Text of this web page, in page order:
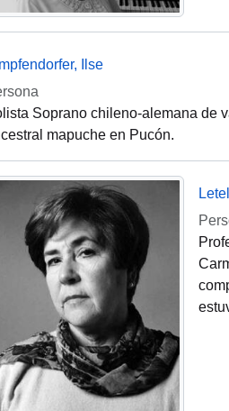
Ilse
Soprano chileno-alemana de
mapuche en Pucón.